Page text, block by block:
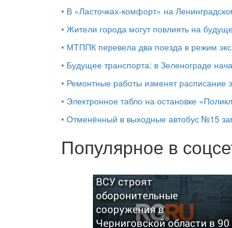
• В «Ласточках‑комфорт» на
• Жители города могут повлиять на
• МТППК перевела два поезда в режим
• Будущее транспорта: в Зеленограде
• Ремонтные работы изменят расписание
• Электронное табло на остановке
• Отменённый в выходные автобус №15
Популярное в
ВСУ строят
оборонительные
сооружения в
Черниговской области в 90